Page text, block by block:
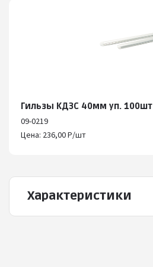
Гильзы КДЗС 40мм уп. 100шт
09-0219
Цена: 236,00 Р/шт
Характеристики